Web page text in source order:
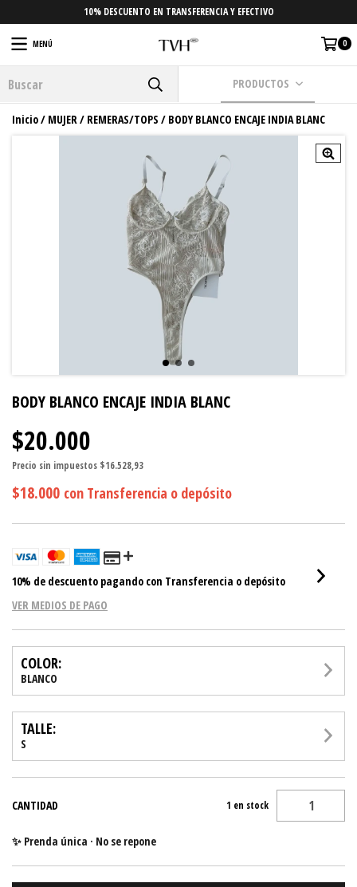
10% DESCUENTO EN TRANSFERENCIA Y EFECTIVO
MENÚ 0
PRODUCTOS
Inicio/ MUJER/ REMERAS/TOPS / BODY BLANCO ENCAJE INDIA BLANC
BODY BLANCO ENCAJE INDIA BLANC
$20.000
Precio sin impuestos $16.528,93
$18.000 con Transferencia o depósito
10% de descuento pagando con Transferencia o depósito
VER MEDIOS DE PAGO
COLOR:
BLANCO
TALLE:
S
CANTIDAD 1 en stock
✨ Prenda única · No se repone